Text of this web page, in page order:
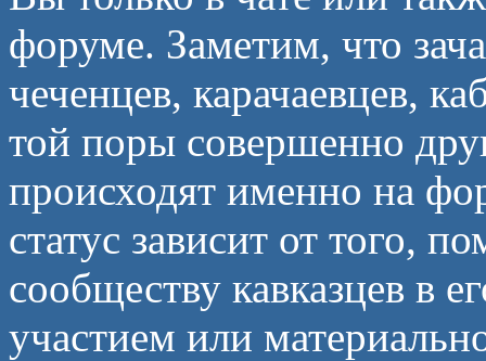
форуме. Заметим, что
чеченцев, карачаевцев,
той поры совершенно
происходят именно на
статус зависит от того,
сообществу кавказцев в
участием или